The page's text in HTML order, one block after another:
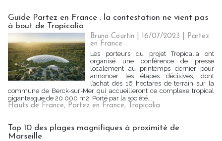
Guide Partez en France : la contestation ne vient pas
à bout de Tropicalia
Bruno Courtin | 16/07/2023
Partez
en France
Les porteurs du projet Tropicalia ont
organisé une conférence de presse
localement au printemps dernier pour
annoncer les étapes décisives, dont
l’achat des 16 hectares de terrain sur la
commune de Berck-sur-Mer qui accueilleront ce complexe tropical
gigantesque de 20 000 m2. Porté par la société...
Hauts de France, Partez en France, Tropicalia
Top 10 des plages magnifiques à proximité de
Marseille